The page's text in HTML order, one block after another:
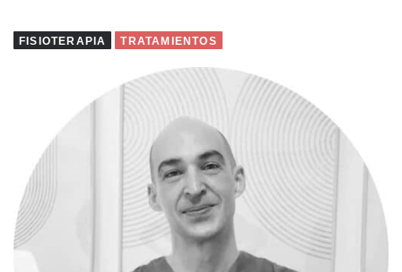
FISIOTERAPIA TRATAMIENTOS